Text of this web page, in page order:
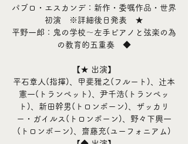
パブロ・エスカンデ：新作・委嘱作品・世界
初演 ※詳細後日発表 ★
平野一郎：鬼の学校～左手ピアノと弦楽の為
の教育的五重奏 ◆
【★ 出演】
平石章人(指揮)、甲斐雅之(フルート)、辻本
憲一(トランペット)、尹千浩(トランペッ
ト)、新田幹男(トロンボーン)、ザッカリ
ー・ガイルス(トロンボーン)、野々下興一
(トロンボーン)、齋藤充(ユーフォニアム)